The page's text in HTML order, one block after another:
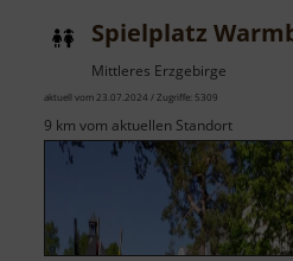
Spielplatz
Mittleres Erzgebirge
aktuell vom 23.07.2024 / Zugriffe: 5309
9 km vom aktuellen Standort